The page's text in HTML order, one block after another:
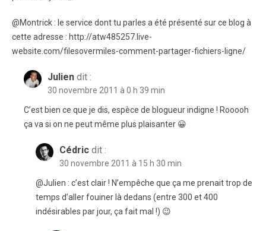
@Montrick : le service dont tu parles a été présenté sur ce blog à
cette adresse : http://atw485257.live-
website.com/filesovermiles-comment-partager-fichiers-ligne/
Julien dit :
30 novembre 2011 à 0 h 39 min
C’est bien ce que je dis, espèce de blogueur indigne ! Rooooh
ça va si on ne peut même plus plaisanter 😀
Cédric dit :
30 novembre 2011 à 15 h 30 min
@Julien : c’est clair ! N’empêche que ça me prenait trop de
temps d’aller fouiner là dedans (entre 300 et 400
indésirables par jour, ça fait mal !) 😉